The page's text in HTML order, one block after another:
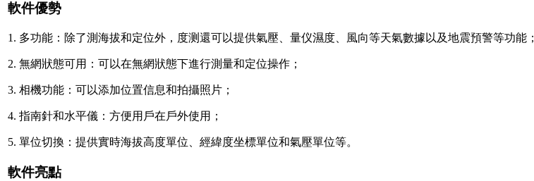
軟件優勢
1. 多功能：除了測海拔和定位外，度测還可以提供氣壓、量仪濕度、風向等天氣數據以及地震預警等功能；
2. 無網狀態可用：可以在無網狀態下進行測量和定位操作；
3. 相機功能：可以添加位置信息和拍攝照片；
4. 指南針和水平儀：方便用戶在戶外使用；
5. 單位切換：提供實時海拔高度單位、經緯度坐標單位和氣壓單位等。
軟件亮點